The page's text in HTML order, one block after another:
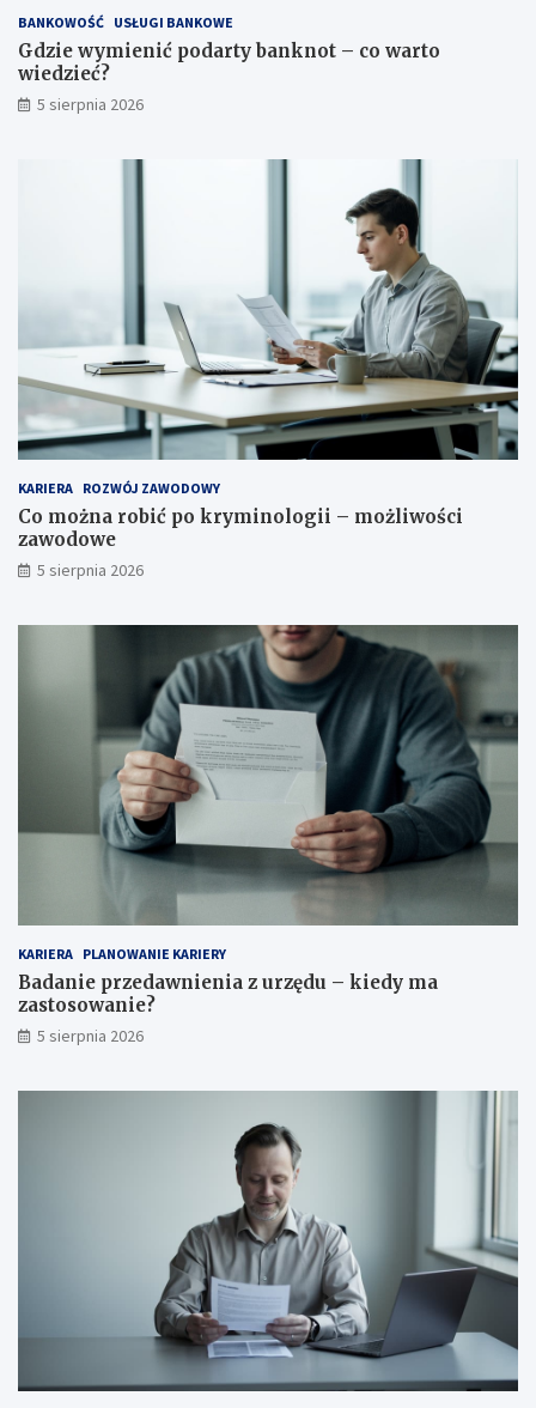
BANKOWOŚĆ USŁUGI BANKOWE
Gdzie wymienić podarty banknot – co warto
wiedzieć?
5 sierpnia 2026
KARIERA ROZWÓJ ZAWODOWY
Co można robić po kryminologii – możliwości
zawodowe
5 sierpnia 2026
KARIERA PLANOWANIE KARIERY
Badanie przedawnienia z urzędu – kiedy ma
zastosowanie?
5 sierpnia 2026